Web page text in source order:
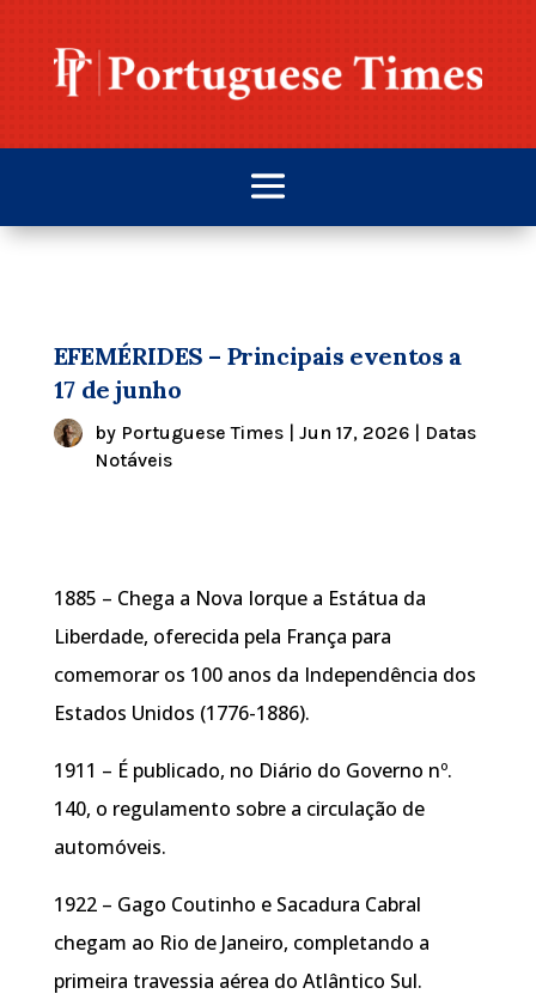
EFEMÉRIDES – Principais eventos a
17 de junho
by Portuguese Times| Jun 17, 2026| Datas
Notáveis
1885 – Chega a Nova Iorque a Estátua da
Liberdade, oferecida pela França para
comemorar os 100 anos da Independência dos
Estados Unidos (1776-1886).
1911 – É publicado, no Diário do Governo nº.
140, o regulamento sobre a circulação de
automóveis.
1922 – Gago Coutinho e Sacadura Cabral
chegam ao Rio de Janeiro, completando a
primeira travessia aérea do Atlântico Sul.